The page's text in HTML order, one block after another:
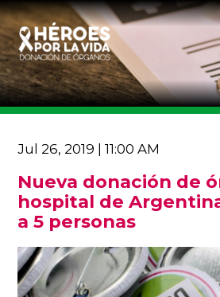
Jul 26, 2019 | 11:00 AM
Nueva donación de
hospital de
a 5 personas